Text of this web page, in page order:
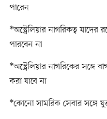
পারেন
*অস্ট্রেলিয়ার নাগরিকত্ব
পারবেন না
*অস্ট্রেলিয়ার নাগরিকের সঙ্গে
করা যাবে না
*কোনো সামরিক সেবার সঙ্গে